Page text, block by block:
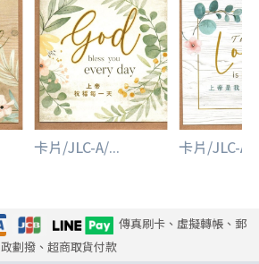
卡片/JLC-A/... 卡片/JLC-A/
傳真刷卡、虛擬轉帳、郵
政劃撥、超商取貨付款